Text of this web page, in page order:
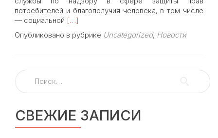
потребителей и благополучия человека, в том числе
— социальной Read
about
Святейшего
открываются
для
[…]
Опубликовано в рубрике Uncategorized, Новости
Найти:
СВЕЖИЕ ЗАПИСИ